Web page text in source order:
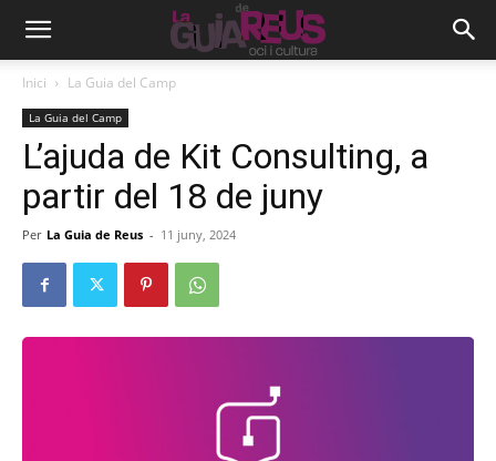
Inici La Guia del Camp
La Guia del Camp
L’ajuda de Kit Consulting, a
partir del 18 de juny
Per La Guia de Reus - 11 juny, 2024